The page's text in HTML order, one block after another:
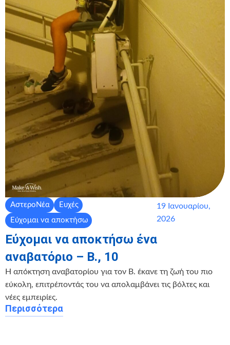
ΑστεροΝέα
Ευχές
Εύχομαι να αποκτήσω
19 Ιανουαρίου,
2026
Εύχομαι να αποκτήσω ένα
αναβατόριο – Β., 10
Η απόκτηση αναβατορίου για τον Β. έκανε τη ζωή του πιο
εύκολη, επιτρέποντάς του να απολαμβάνει τις βόλτες και
νέες εμπειρίες.
Περισσότερα